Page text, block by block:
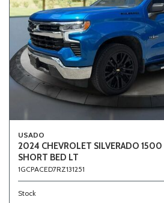
USADO
2024 CHEVROLET SILVERADO 1500
SHORT BED LT
1GCPACED7RZ131251
Stock